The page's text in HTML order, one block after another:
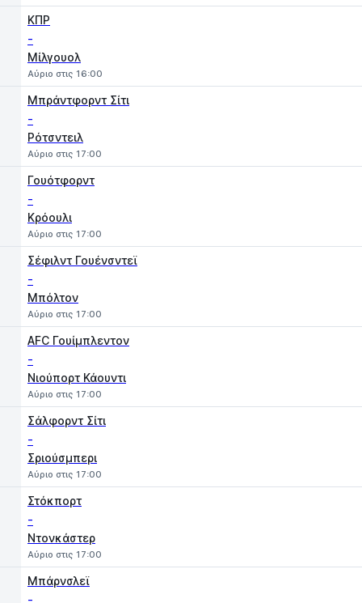
ΚΠΡ
-
Μίλγουολ
Αύριο στις 16:00
Μπράντφορντ Σίτι
-
Ρότσντειλ
Αύριο στις 17:00
Γουότφορντ
-
Κρόουλι
Αύριο στις 17:00
Σέφιλντ Γουένσντεϊ
-
Μπόλτον
Αύριο στις 17:00
AFC Γουίμπλεντον
-
Νιούπορτ Κάουντι
Αύριο στις 17:00
Σάλφορντ Σίτι
-
Σριούσμπερι
Αύριο στις 17:00
Στόκπορτ
-
Ντονκάστερ
Αύριο στις 17:00
Μπάρνσλεϊ
-